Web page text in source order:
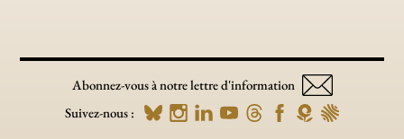
Abonnez-vous à notre lettre d'information
Suivez-nous :